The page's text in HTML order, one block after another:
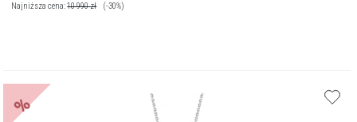
Najniższa cena:10 990zł (-30%)
%